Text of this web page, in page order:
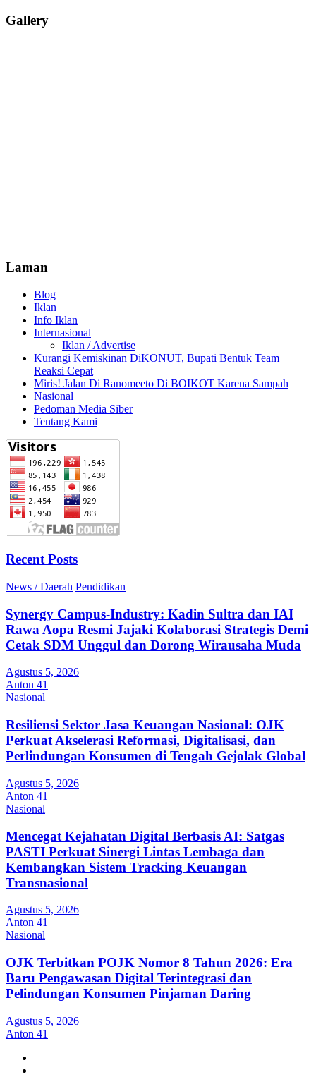
Gallery
Laman
Blog
Iklan
Info Iklan
Internasional
Iklan / Advertise
Kurangi Kemiskinan DiKONUT, Bupati Bentuk Team
Reaksi Cepat
Miris! Jalan Di Ranomeeto Di BOIKOT Karena Sampah
Nasional
Pedoman Media Siber
Tentang Kami
Recent Posts
News / Daerah Pendidikan
Synergy Campus-Industry: Kadin Sultra dan IAI
Rawa Aopa Resmi Jajaki Kolaborasi Strategis Demi
Cetak SDM Unggul dan Dorong Wirausaha Muda
Agustus 5, 2026
Anton 41
Nasional
Resiliensi Sektor Jasa Keuangan Nasional: OJK
Perkuat Akselerasi Reformasi, Digitalisasi, dan
Perlindungan Konsumen di Tengah Gejolak Global
Agustus 5, 2026
Anton 41
Nasional
Mencegat Kejahatan Digital Berbasis AI: Satgas
PASTI Perkuat Sinergi Lintas Lembaga dan
Kembangkan Sistem Tracking Keuangan
Transnasional
Agustus 5, 2026
Anton 41
Nasional
OJK Terbitkan POJK Nomor 8 Tahun 2026: Era
Baru Pengawasan Digital Terintegrasi dan
Pelindungan Konsumen Pinjaman Daring
Agustus 5, 2026
Anton 41